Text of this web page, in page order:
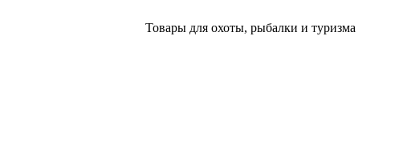
Товары для охоты, рыбалки и туризма